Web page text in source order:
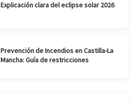
Explicación clara del eclipse solar 2026
Prevención de Incendios en Castilla-La
Mancha: Guía de restricciones